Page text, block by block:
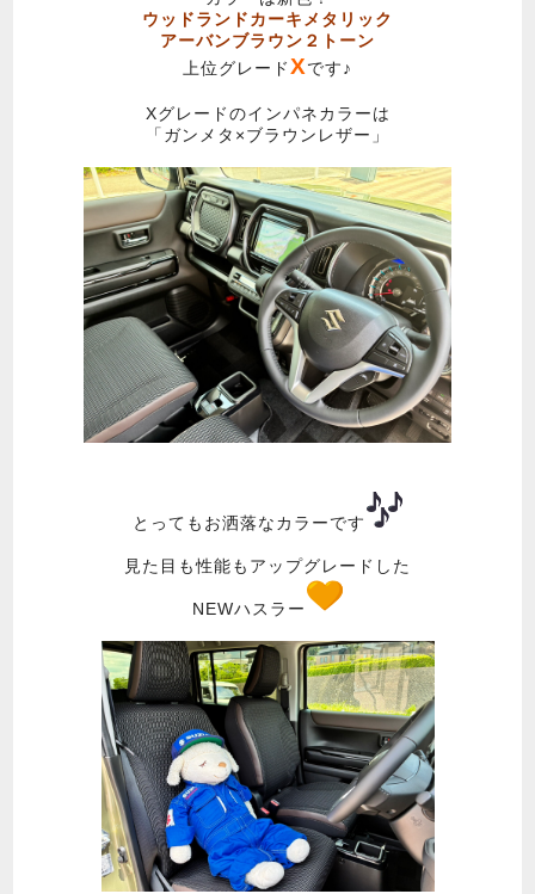
ウッドランドカーキメタリック
アーバンブラウン２トーン
上位グレードXです♪
Xグレードのインパネカラーは
「ガンメタ×ブラウンレザー」
とってもお洒落なカラーです
見た目も性能もアップグレードした
NEWハスラー